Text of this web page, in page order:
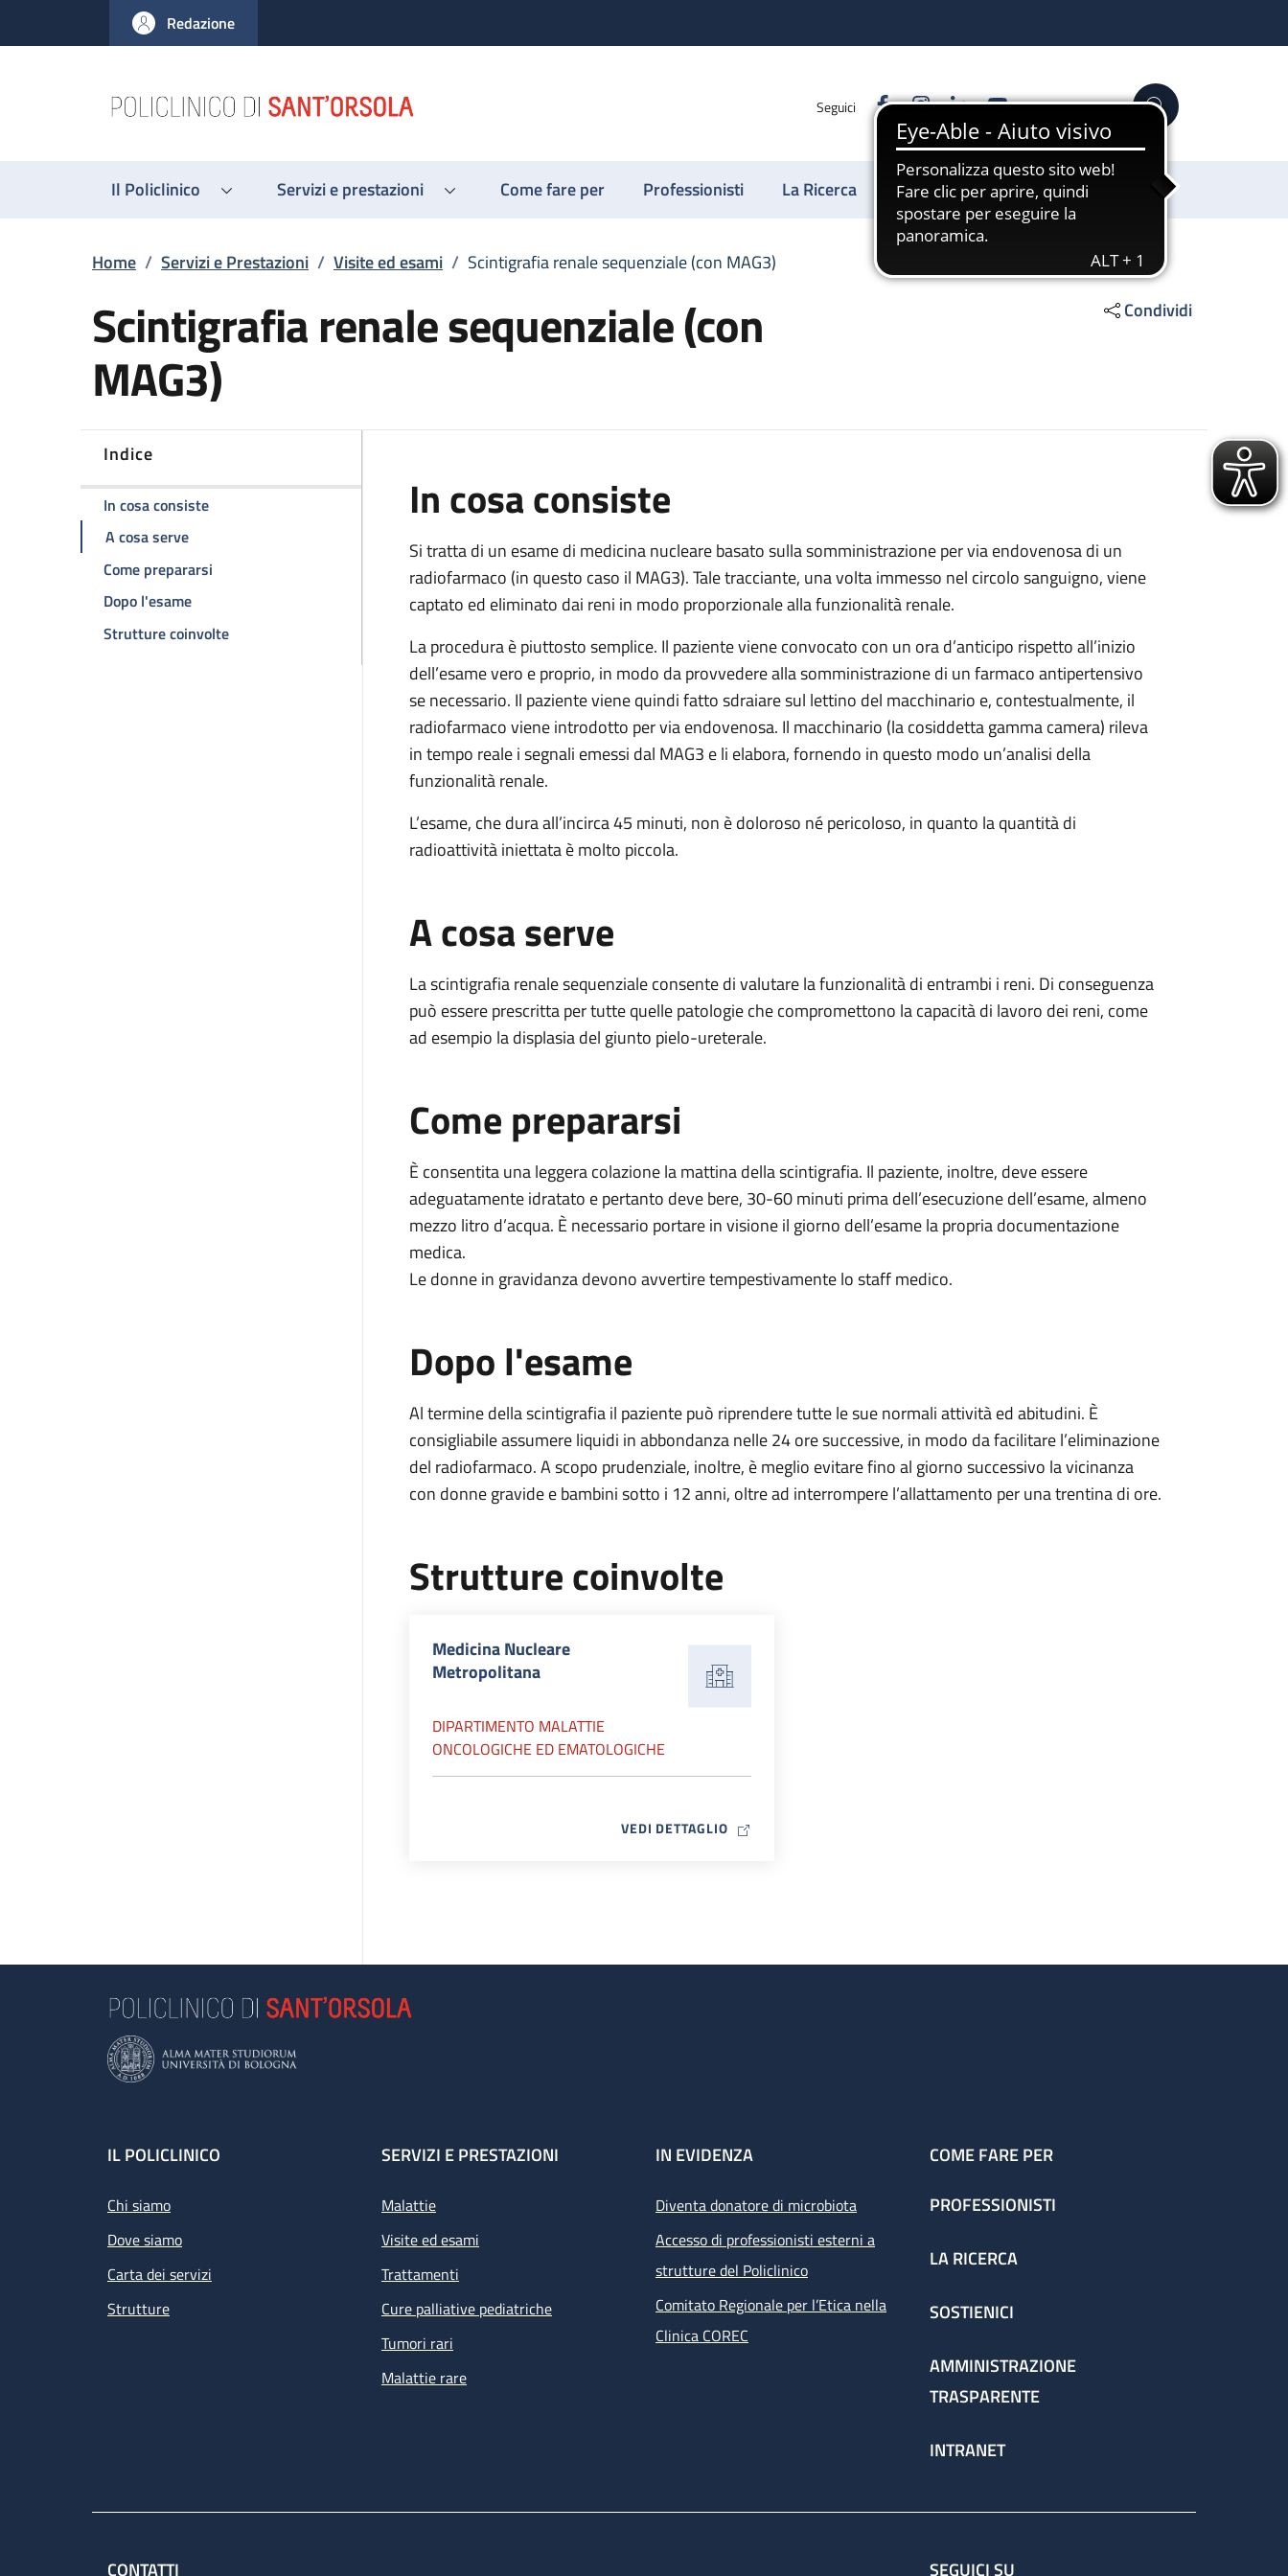
al contenuto principale
to footer content
Redazione
Seguici FacebookInstagram
LinkedinYouTube Cerca
Il Policlinico Servizi e prestazioni Come fare per Professionisti La Ricerca Sostienici
Briciole di pane
Home / Servizi e Prestazioni / Visite ed esami / Scintigrafia renale sequenziale (con MAG3)
Scintigrafia renale sequenziale (con
MAG3)
Condividi
Indice
In cosa consistedella pagina Scintigrafia renale sequenziale (con MAG3)
A cosa servedella pagina Scintigrafia renale sequenziale (con MAG3)
Come prepararsi della pagina Scintigrafia renale sequenziale (con MAG3)
Dopo l'esamedella pagina Scintigrafia renale sequenziale (con MAG3)
Strutture coinvoltedella pagina Scintigrafia renale sequenziale (con MAG3)
In cosa consiste
Si tratta di un esame di medicina nucleare basato sulla somministrazione per via endovenosa di un
radiofarmaco (in questo caso il MAG3). Tale tracciante, una volta immesso nel circolo sanguigno, viene
captato ed eliminato dai reni in modo proporzionale alla funzionalità renale.
La procedura è piuttosto semplice. Il paziente viene convocato con un ora d’anticipo rispetto all’inizio
dell’esame vero e proprio, in modo da provvedere alla somministrazione di un farmaco antipertensivo
se necessario. Il paziente viene quindi fatto sdraiare sul lettino del macchinario e, contestualmente, il
radiofarmaco viene introdotto per via endovenosa. Il macchinario (la cosiddetta gamma camera) rileva
in tempo reale i segnali emessi dal MAG3 e li elabora, fornendo in questo modo un’analisi della
funzionalità renale.
L’esame, che dura all’incirca 45 minuti, non è doloroso né pericoloso, in quanto la quantità di
radioattività iniettata è molto piccola.
A cosa serve
La scintigrafia renale sequenziale consente di valutare la funzionalità di entrambi i reni. Di conseguenza
può essere prescritta per tutte quelle patologie che compromettono la capacità di lavoro dei reni, come
ad esempio la displasia del giunto pielo-ureterale.
Come prepararsi
È consentita una leggera colazione la mattina della scintigrafia. Il paziente, inoltre, deve essere
adeguatamente idratato e pertanto deve bere, 30-60 minuti prima dell’esecuzione dell’esame, almeno
mezzo litro d’acqua. È necessario portare in visione il giorno dell’esame la propria documentazione
medica.
Le donne in gravidanza devono avvertire tempestivamente lo staff medico.
Dopo l'esame
Al termine della scintigrafia il paziente può riprendere tutte le sue normali attività ed abitudini. È
consigliabile assumere liquidi in abbondanza nelle 24 ore successive, in modo da facilitare l’eliminazione
del radiofarmaco. A scopo prudenziale, inoltre, è meglio evitare fino al giorno successivo la vicinanza
con donne gravide e bambini sotto i 12 anni, oltre ad interrompere l’allattamento per una trentina di ore.
Strutture coinvolte
Medicina Nucleare
Metropolitana
DIPARTIMENTO MALATTIE
ONCOLOGICHE ED EMATOLOGICHE
VEDI DETTAGLIOMAP ICON
Footer
IL POLICLINICO
Chi siamo
Dove siamo
Carta dei servizi
Strutture
SERVIZI E PRESTAZIONI
Malattie
Visite ed esami
Trattamenti
Cure palliative pediatriche
Tumori rari
Malattie rare
IN EVIDENZA
Diventa donatore di microbiota
Accesso di professionisti esterni a
strutture del Policlinico
Comitato Regionale per l’Etica nella
Clinica COREC
COME FARE PER
PROFESSIONISTI
LA RICERCA
SOSTIENICI
AMMINISTRAZIONE
TRASPARENTE
INTRANET
CONTATTI SEGUICI SU